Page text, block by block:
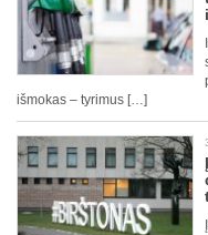
išmokas – tyrimus […]